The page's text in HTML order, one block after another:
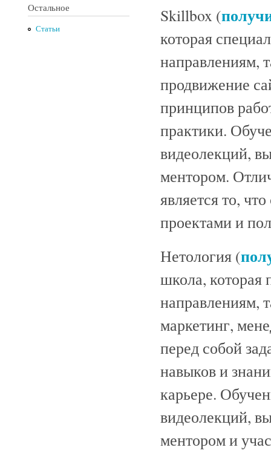
Остальное
Статьи
Skillbox (
которая
направлениям,
продвижение
принципов
практики.
видеолекций,
ментором.
является то,
проектами и
Нетология (
школа, которая
направлениям,
маркетинг,
перед собой
навыков и
карьере.
видеолекций,
ментором и